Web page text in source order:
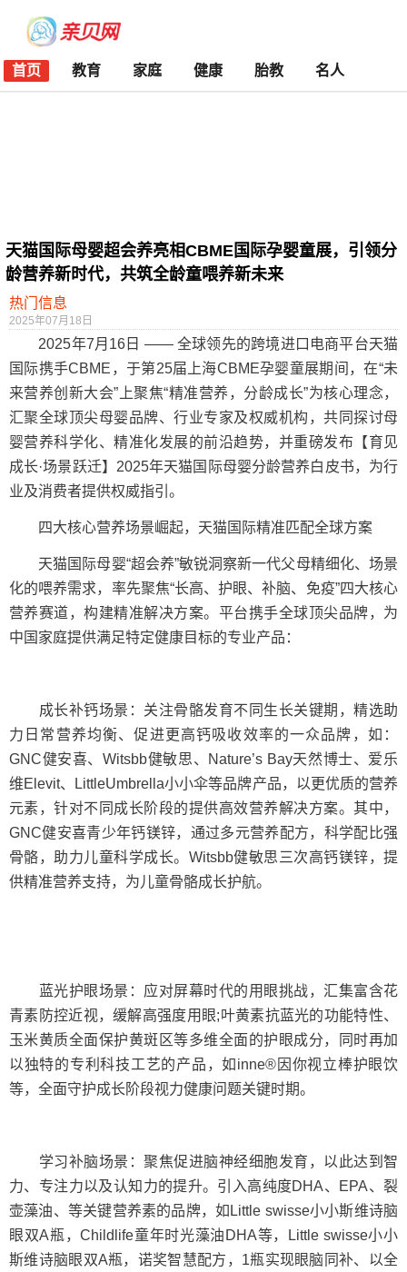
首页 教育 家庭 健康 胎教 名人
天猫国际母婴超会养亮相CBME国际孕婴童展，引领分
龄营养新时代，共筑全龄童喂养新未来
热门信息
2025年07月18日
2025年7月16日 —— 全球领先的跨境进口电商平台天猫
国际携手CBME，于第25届上海CBME孕婴童展期间，在“未
来营养创新大会”上聚焦“精准营养，分龄成长”为核心理念，
汇聚全球顶尖母婴品牌、行业专家及权威机构，共同探讨母
婴营养科学化、精准化发展的前沿趋势，并重磅发布【育见
成长·场景跃迁】2025年天猫国际母婴分龄营养白皮书，为行
业及消费者提供权威指引。
四大核心营养场景崛起，天猫国际精准匹配全球方案
天猫国际母婴“超会养”敏锐洞察新一代父母精细化、场景
化的喂养需求，率先聚焦“长高、护眼、补脑、免疫”四大核心
营养赛道，构建精准解决方案。平台携手全球顶尖品牌，为
中国家庭提供满足特定健康目标的专业产品：
成长补钙场景：关注骨骼发育不同生长关键期，精选助
力日常营养均衡、促进更高钙吸收效率的一众品牌，如：
GNC健安喜、Witsbb健敏思、Nature’s Bay天然博士、爱乐
维Elevit、LittleUmbrella小小伞等品牌产品，以更优质的营养
元素，针对不同成长阶段的提供高效营养解决方案。其中，
GNC健安喜青少年钙镁锌，通过多元营养配方，科学配比强
骨骼，助力儿童科学成长。Witsbb健敏思三次高钙镁锌，提
供精准营养支持，为儿童骨骼成长护航。
蓝光护眼场景：应对屏幕时代的用眼挑战，汇集富含花
青素防控近视，缓解高强度用眼;叶黄素抗蓝光的功能特性、
玉米黄质全面保护黄斑区等多维全面的护眼成分，同时再加
以独特的专利科技工艺的产品，如inne®因你视立棒护眼饮
等，全面守护成长阶段视力健康问题关键时期。
学习补脑场景：聚焦促进脑神经细胞发育，以此达到智
力、专注力以及认知力的提升。引入高纯度DHA、EPA、裂
壶藻油、等关键营养素的品牌，如Little swisse小小斯维诗脑
眼双A瓶，Childlife童年时光藻油DHA等，Little swisse小小
斯维诗脑眼双A瓶，诺奖智慧配方，1瓶实现眼脑同补、以全